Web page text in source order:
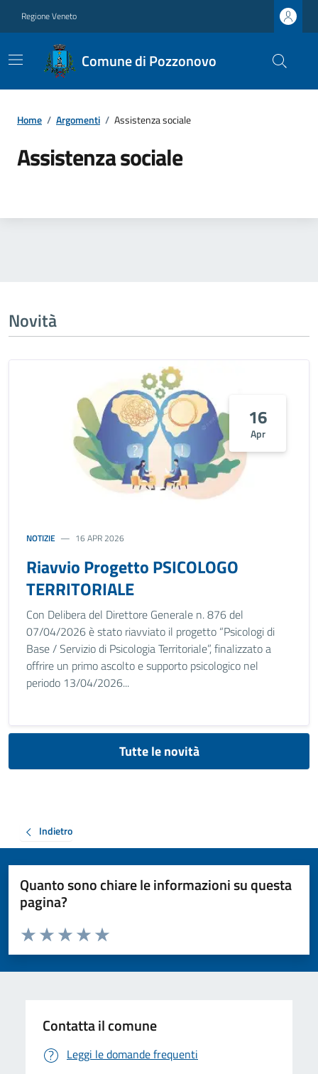
Regione Veneto
Comune di Pozzonovo
Home / Argomenti / Assistenza sociale
Assistenza sociale
Novità
16
Apr
NOTIZIE 16 APR 2026
Riavvio Progetto PSICOLOGO
TERRITORIALE
Con Delibera del Direttore Generale n. 876 del
07/04/2026 è stato riavviato il progetto “Psicologi di
Base / Servizio di Psicologia Territoriale”, finalizzato a
offrire un primo ascolto e supporto psicologico nel
periodo 13/04/2026...
Tutte le novità
Indietro
Quanto sono chiare le informazioni su questa
pagina?
Valuta da 1 a 5 stelle la pagina
Valuta 5 stelle su 5
Valuta 4 stelle su 5
Valuta 3 stelle su 5
Valuta 2 stelle su 5
Valuta 1 stelle su 5
Contatta il comune
Leggi le domande frequenti